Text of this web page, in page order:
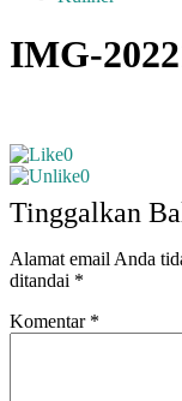
IMG-
0
0
Tinggalkan
Alamat email Anda
ditandai *
Komentar *